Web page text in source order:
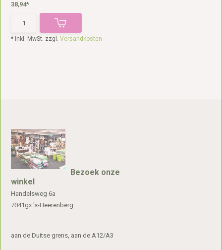
38,94*
* Inkl. MwSt. zzgl.Versandkosten
Bezoek onze
winkel
Handelsweg 6a
7041gx 's-Heerenberg
aan de Duitse grens, aan de A12/A3